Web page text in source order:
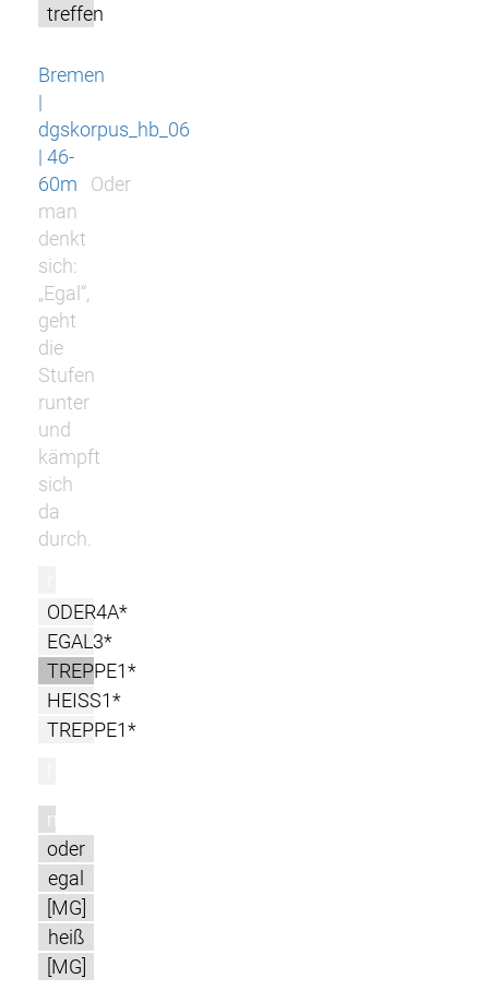
treffen
Bremen
|
dgskorpus_hb_06
| 46-
60m
Oder
man
denkt
sich:
„Egal“,
geht
die
Stufen
runter
und
kämpft
sich
da
durch.
ODER4A*
EGAL3*
TREPPE1*
HEISS1*
TREPPE1*
m
oder
egal
[MG]
heiß
[MG]